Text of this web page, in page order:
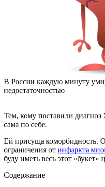
В России каждую минуту
недостаточностью
Тем, кому поставили
сама по себе.
Ей присуща коморбидность.
ограничения от инфаркта
буду иметь весь этот «букет»
Содержание